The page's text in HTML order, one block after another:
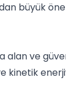
büyük
alan ve